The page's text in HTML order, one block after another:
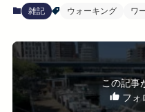
雑記 ウォーキング ワ
この記事
フォ